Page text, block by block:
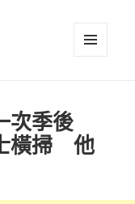
次季後
橫掃 他